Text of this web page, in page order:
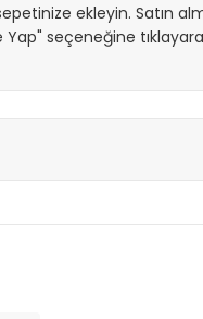
ekleyin. Satın
seçeneğine